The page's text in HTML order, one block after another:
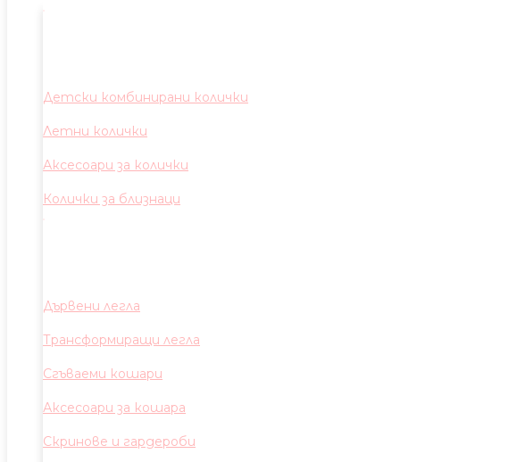
Детски комбинирани колички
Летни колички
Аксесоари за колички
Колички за близнаци
Дървени легла
Трансформиращи легла
Сгъваеми кошари
Аксесоари за кошара
Скринове и гардероби